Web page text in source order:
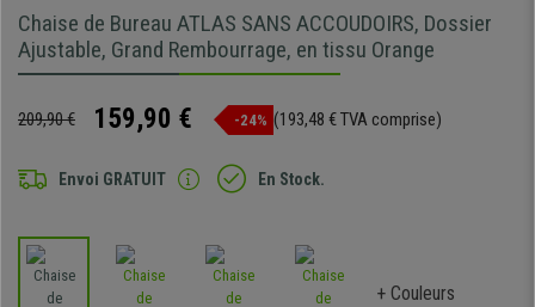
Chaise de Bureau ATLAS SANS ACCOUDOIRS, Dossier
Ajustable, Grand Rembourrage, en tissu Orange
209,90 € 159,90 € -24% (193,48 € TVA comprise)
Envoi GRATUIT En Stock.
+ Couleurs